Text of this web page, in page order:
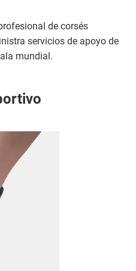
de corsés
servicios de apoyo de
mundial.